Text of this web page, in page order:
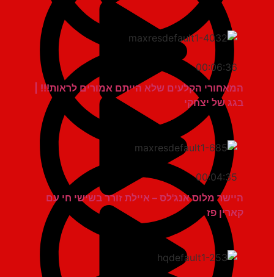
00:06:36
המאחורי הקלעים שלא הייתם אמורים לראות!!! |
בגג של יצחקי
00:04:35
היישר מלוס אנג'לס – איילת זורר בשישי חי עם
קארין פז